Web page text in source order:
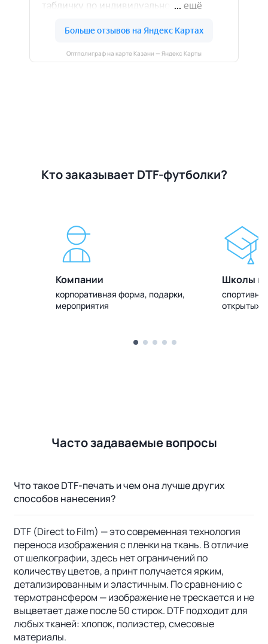
Оптполиграф на карте Казани — Яндекс Карты
Кто заказывает DTF-футболки?
Компании
корпоративная форма, подарки,
мероприятия
Школы и
открытых
Часто задаваемые вопросы
Что такое DTF-печать и чем она лучше других
способов нанесения?
DTF (Direct to Film) — это современная технология
переноса изображения с пленки на ткань. В отличие
от шелкографии, здесь нет ограничений по
количеству цветов, а принт получается ярким,
детализированным и эластичным. По сравнению с
термотрансфером — изображение не трескается и не
выцветает даже после 50 стирок. DTF подходит для
любых тканей: хлопок, полиэстер, смесовые
материалы.